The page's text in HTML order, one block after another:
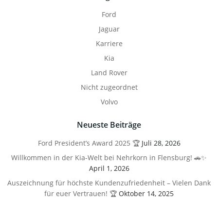
Ford
Jaguar
Karriere
Kia
Land Rover
Nicht zugeordnet
Volvo
Neueste Beiträge
Ford President’s Award 2025 🏆 Juli 28, 2026
Willkommen in der Kia-Welt bei Nehrkorn in Flensburg! 🚗✨
April 1, 2026
Auszeichnung für höchste Kundenzufriedenheit – Vielen Dank
für euer Vertrauen! 🏆 Oktober 14, 2025